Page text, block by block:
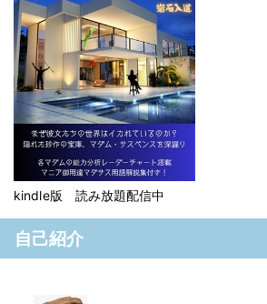
kindle版 読み放題配信中
自己紹介